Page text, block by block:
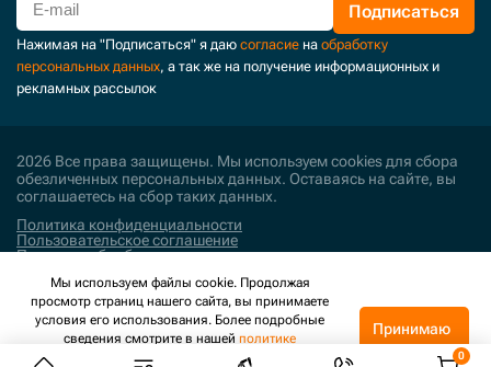
Подписаться
Нажимая на "Подписаться" я даю согласие на обработку
персональных данных, а так же на получение информационных и
рекламных рассылок
2026 Все права защищены. Мы используем cookies для сбора
обезличенных персональных данных. Оставаясь на сайте, вы
соглашаетесь на сбор таких данных.
Политика конфиденциальности
Пользовательское соглашение
Политика обработки персональных данных
Поддержка и развитие
Мы используем файлы cookie. Продолжая
просмотр страниц нашего сайта, вы принимаете
условия его использования. Более подробные
сведения смотрите в нашей политике
конфиденциальности.
Принимаю